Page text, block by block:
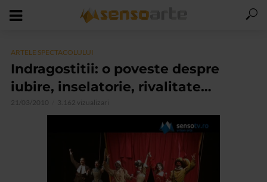
ARTELE SPECTACOLULUI
Indragostitii: o poveste despre
iubire, inselatorie, rivalitate…
21/03/2010 3.162 vizualizari